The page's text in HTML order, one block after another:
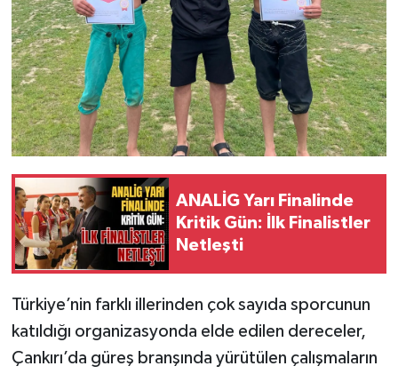
ANALİG Yarı Finalinde
Kritik Gün: İlk Finalistler
Netleşti
Türkiye’nin farklı illerinden çok sayıda sporcunun
katıldığı organizasyonda elde edilen dereceler,
Çankırı’da güreş branşında yürütülen çalışmaların